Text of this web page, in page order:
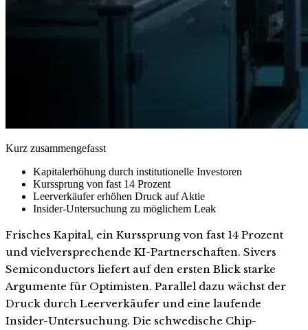
Kurz zusammengefasst
Kapitalerhöhung durch institutionelle Investoren
Kurssprung von fast 14 Prozent
Leerverkäufer erhöhen Druck auf Aktie
Insider-Untersuchung zu möglichem Leak
Frisches Kapital, ein Kurssprung von fast 14 Prozent
und vielversprechende KI-Partnerschaften. Sivers
Semiconductors liefert auf den ersten Blick starke
Argumente für Optimisten. Parallel dazu wächst der
Druck durch Leerverkäufer und eine laufende
Insider-Untersuchung. Die schwedische Chip-